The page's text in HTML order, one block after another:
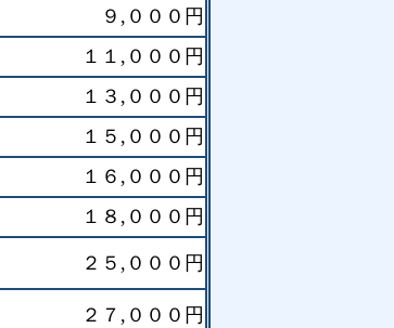
９,０００円
１１,０００円
１３,０００円
１５,０００円
１６,０００円
１８,０００円
２５,０００円
２７,０００円